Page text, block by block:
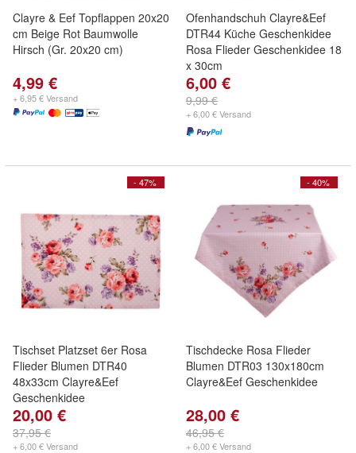
Clayre & Eef Topflappen 20x20
cm Beige Rot Baumwolle
Hirsch (Gr. 20x20 cm)
4,99 €
+ 6,95 € Versand
Ofenhandschuh Clayre&Eef
DTR44 Küche Geschenkidee
Rosa Flieder Geschenkidee 18
x 30cm
6,00 €
9,99 €
+ 6,00 € Versand
- 47%
Tischset Platzset 6er Rosa
Flieder Blumen DTR40
48x33cm Clayre&Eef
Geschenkidee
20,00 €
37,95 €
+ 6,00 € Versand
- 40%
Tischdecke Rosa Flieder
Blumen DTR03 130x180cm
Clayre&Eef Geschenkidee
28,00 €
46,95 €
+ 6,00 € Versand